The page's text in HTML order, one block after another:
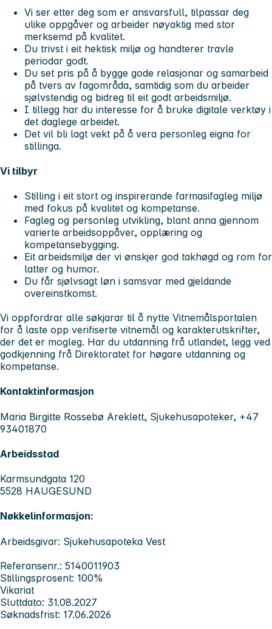
Vi ser etter deg som er ansvarsfull, tilpassar deg
ulike oppgåver og arbeider nøyaktig med stor
merksemd på kvalitet.
Du trivst i eit hektisk miljø og handterer travle
periodar godt.
Du set pris på å bygge gode relasjonar og samarbeid
på tvers av fagområda, samtidig som du arbeider
sjølvstendig og bidreg til eit godt arbeidsmiljø.
I tillegg har du interesse for å bruke digitale verktøy i
det daglege arbeidet.
Det vil bli lagt vekt på å vera personleg eigna for
stillinga.
Vi tilbyr
Stilling i eit stort og inspirerande farmasifagleg miljø
med fokus på kvalitet og kompetanse.
Fagleg og personleg utvikling, blant anna gjennom
varierte arbeidsoppåver, opplæring og
kompetansebygging.
Eit arbeidsmiljø der vi ønskjer god takhøgd og rom for
latter og humor.
Du får sjølvsagt løn i samsvar med gjeldande
overeinstkomst.
Vi oppfordrar alle søkjarar til å nytte Vitnemålsportalen
for å laste opp verifiserte vitnemål og karakterutskrifter,
der det er mogleg. Har du utdanning frå utlandet, legg ved
godkjenning frå Direktoratet for høgare utdanning og
kompetanse.
Kontaktinformasjon
Maria Birgitte Rossebø Areklett, Sjukehusapoteker, +47
93401870
Arbeidsstad
Karmsundgata 120
5528 HAUGESUND
Nøkkelinformasjon:
Arbeidsgivar: Sjukehusapoteka Vest
Referansenr.: 5140011903
Stillingsprosent: 100%
Vikariat
Sluttdato: 31.08.2027
Søknadsfrist: 17.06.2026